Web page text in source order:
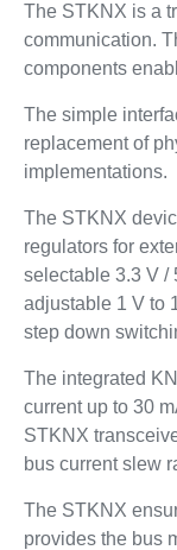
The STKNX is a
communication.
components
The simple
replacement of
implementations.
The STKNX
regulators for
selectable 3.3 V /
adjustable 1 V to
step down
The integrated
current up to 30
STKNX
bus current slew
The STKNX
provides the bus